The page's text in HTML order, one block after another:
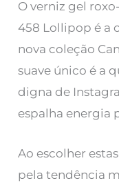
O verniz gel
458 Lollipop é a
nova coleção
suave único é a
digna de
espalha energia
Ao escolher
pela tendência